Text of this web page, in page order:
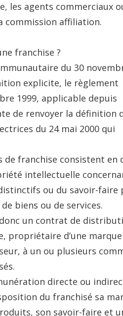
les agents commerciaux
commission affiliation.
franchise ?
du 30
explicite, le règlement
1999, applicable depuis
de renvoyer la définition
du 24 mai 2000 qui
de franchise consistent en
intellectuelle
ou du savoir-faire
biens ou de services.
donc un contrat de
propriétaire d’une
à un ou plusieurs
directe ou
du franchisé sa
son savoir-faire et